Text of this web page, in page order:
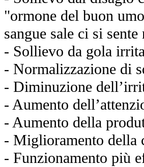
"ormone del buon
sangue sale ci si
- Sollievo da gola
- Normalizzazione di
- Diminuzione
- Aumento
- Aumento della
- Miglioramento della
- Funzionamento più